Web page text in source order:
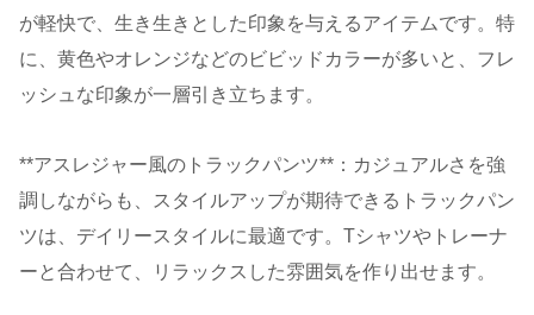
が軽快で、生き生きとした印象を与えるアイテムです。特
に、黄色やオレンジなどのビビッドカラーが多いと、フレ
ッシュな印象が一層引き立ちます。
**アスレジャー風のトラックパンツ**：カジュアルさを強
調しながらも、スタイルアップが期待できるトラックパン
ツは、デイリースタイルに最適です。Tシャツやトレーナ
ーと合わせて、リラックスした雰囲気を作り出せます。